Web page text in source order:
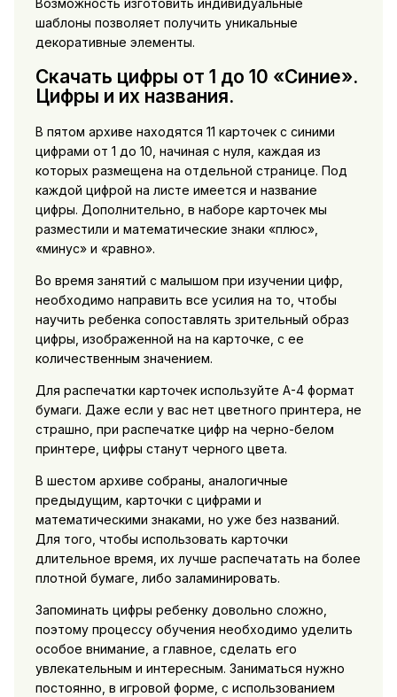
шаблоны позволяет получить уникальные
декоративные элементы.
Скачать цифры от 1 до 10 «Синие».
Цифры и их названия.
В пятом архиве находятся 11 карточек с синими
цифрами от 1 до 10, начиная с нуля, каждая из
которых размещена на отдельной странице. Под
каждой цифрой на листе имеется и название
цифры. Дополнительно, в наборе карточек мы
разместили и математические знаки «плюс»,
«минус» и «равно».
Во время занятий с малышом при изучении цифр,
необходимо направить все усилия на то, чтобы
научить ребенка сопоставлять зрительный образ
цифры, изображенной на на карточке, с ее
количественным значением.
Для распечатки карточек используйте А-4 формат
бумаги. Даже если у вас нет цветного принтера, не
страшно, при распечатке цифр на черно-белом
принтере, цифры станут черного цвета.
В шестом архиве собраны, аналогичные
предыдущим, карточки с цифрами и
математическими знаками, но уже без названий.
Для того, чтобы использовать карточки
длительное время, их лучше распечатать на более
плотной бумаге, либо заламинировать.
Запоминать цифры ребенку довольно сложно,
поэтому процессу обучения необходимо уделить
особое внимание, а главное, сделать его
увлекательным и интересным. Заниматься нужно
постоянно, в игровой форме, с использованием